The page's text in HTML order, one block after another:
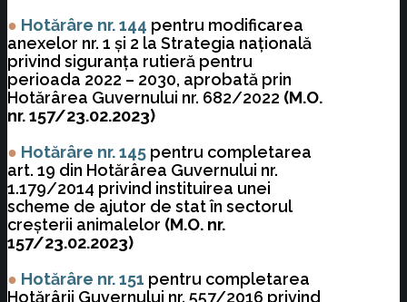
● Hotărâre nr. 144 pentru modificarea
anexelor nr. 1 şi 2 la Strategia naţională
privind siguranţa rutieră pentru
perioada 2022 – 2030, aprobată prin
Hotărârea Guvernului nr. 682/2022 (M.O.
nr. 157/23.02.2023)
● Hotărâre nr. 145 pentru completarea
art. 19 din Hotărârea Guvernului nr.
1.179/2014 privind instituirea unei
scheme de ajutor de stat în sectorul
creşterii animalelor (M.O. nr.
157/23.02.2023)
● Hotărâre nr. 151 pentru completarea
Hotărârii Guvernului nr. 557/2016 privind